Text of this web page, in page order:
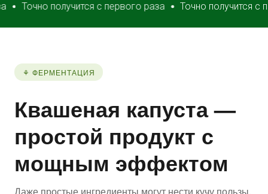
получится с первого раза Точно получится с
⚘ ФЕРМЕНТАЦИЯ
Квашеная капуста —
простой продукт с
мощным эффектом